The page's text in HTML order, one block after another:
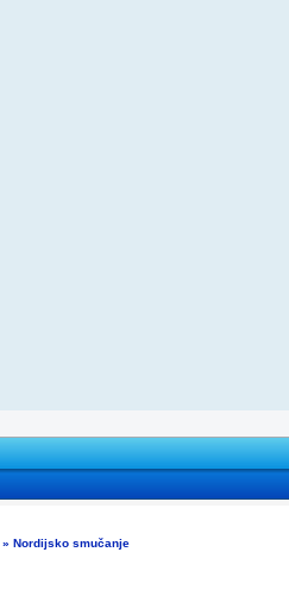
» Nordijsko smučanje